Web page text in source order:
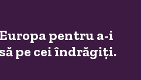
pentru a-i
pe cei îndrăgiți.